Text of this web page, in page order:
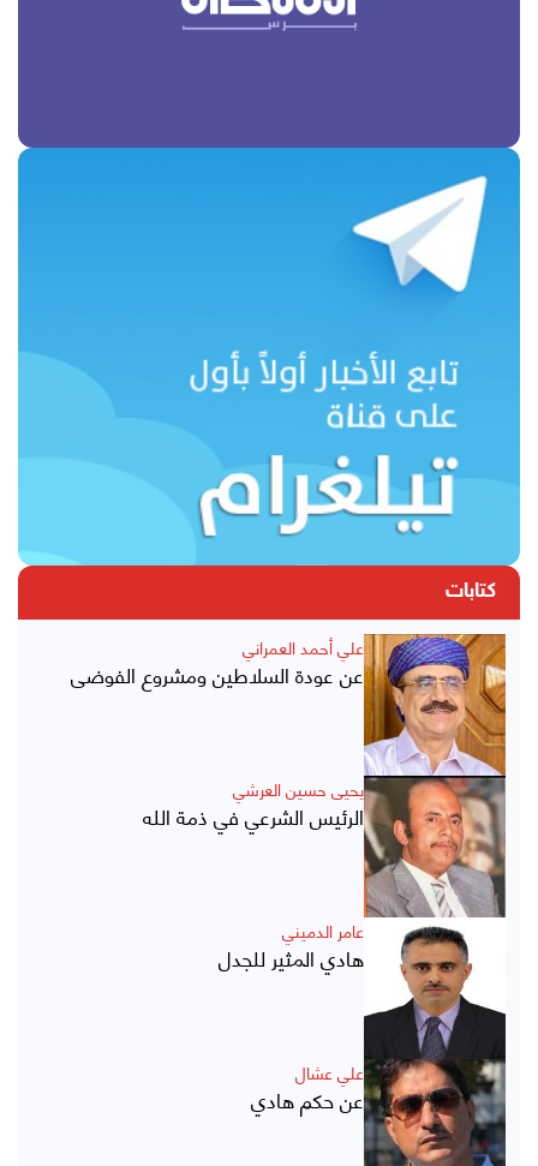
كتابات
علي أحمد العمراني
عن عودة السلاطين ومشروع الفوضى
يحيى حسين العرشي
الرئيس الشرعي في ذمة الله
عامر الدميني
هادي المثير للجدل
علي عشال
عن حكم هادي